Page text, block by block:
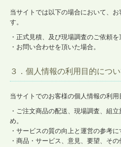
当サイトでは以下の場合において、
す。
・正式見積、及び現場調査のご依頼を
・お問い合わせを頂いた場合。
３．個人情報の利用目的につ
当サイトでのお客様の個人情報の利用
・ご注文商品の配送、現場調査、組
め。
・サービスの質の向上と運営の参考に
・商品・サービス、意見、要望、そ